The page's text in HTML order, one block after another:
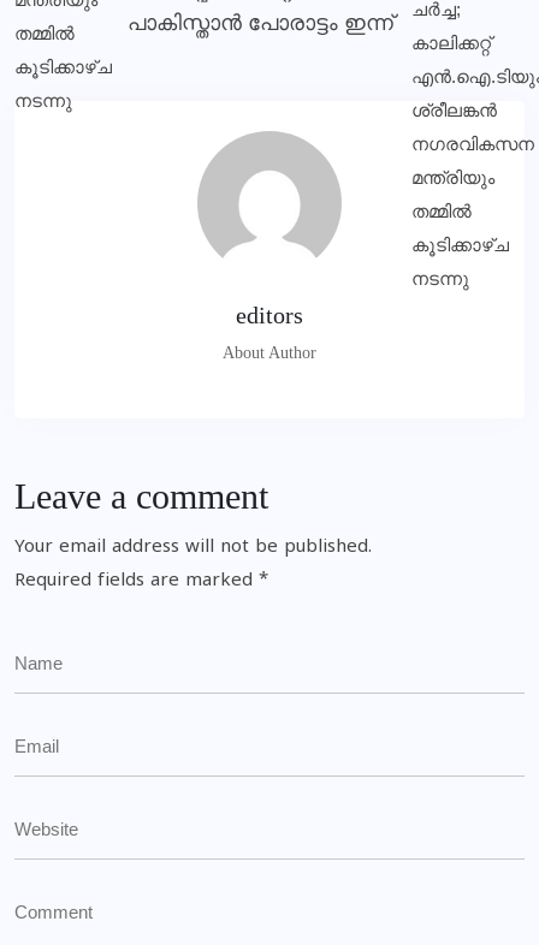
പാകിസ്താൻ പോരാട്ടം ഇന്ന്
editors
About Author
Leave a comment
Your email address will not be published.
Required fields are marked *